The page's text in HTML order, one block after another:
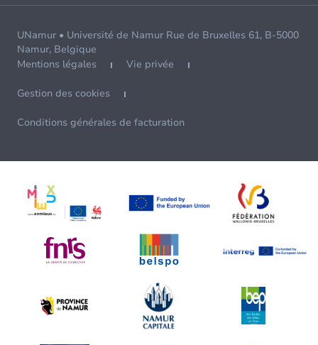
UNamur • Université de Namur Rue de Bruxelles 61, B-5000
Namur, Belgique
Mentions légales
Vie privée
Gestion des cookies
Conditions générales de facturation